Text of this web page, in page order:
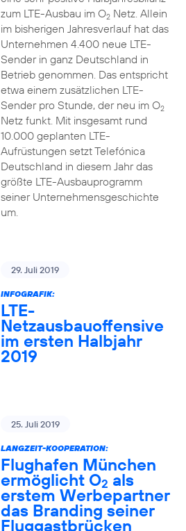
zum LTE-Ausbau im O2Netz. Allein
im bisherigen Jahresverlauf hat das
Unternehmen 4.400 neue LTE-
Sender in ganz Deutschland in
Betrieb genommen. Das entspricht
etwa einem zusätzlichen LTE-
Sender pro Stunde, der neu im O2
Netz funkt. Mit insgesamt rund
10.000 geplanten LTE-
Aufrüstungen setzt Telefónica
Deutschland in diesem Jahr das
größte LTE-Ausbauprogramm
seiner Unternehmensgeschichte
um.
29. Juli 2019
INFOGRAFIK:
LTE-
Netzausbauoffensive
im ersten Halbjahr
2019
25. Juli 2019
LANGZEIT-KOOPERATION:
Flughafen München
ermöglicht O2 als
erstem Werbepartner
das Branding seiner
Fluggastbrücken